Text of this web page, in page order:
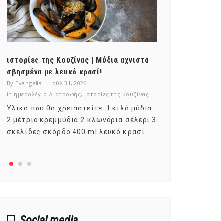
ιστορίες της Κουζίνας | Μύδια αχνιστά
σβησμένα με λευκό κρασί!
By Evangelia
Ιούλ 31, 2026
in ημερολόγιο Διατροφής, ιστορίες της Κουζίνας
Υλικά που θα χρειαστείτε: 1 κιλό μύδια
2 μέτρια κρεμμύδια 2 κλωνάρια σέλερι 3
σκελίδες σκόρδο 400 ml λευκό κρασί.